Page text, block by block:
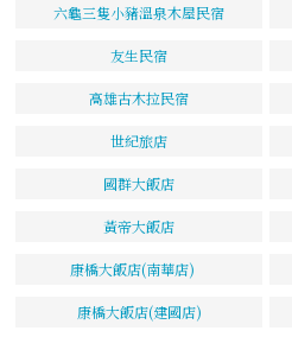
六龜三隻小豬溫泉木屋民宿
友生民宿
高雄古木拉民宿
世紀旅店
國群大飯店
黃帝大飯店
康橋大飯店(南華店)
康橋大飯店(建國店)